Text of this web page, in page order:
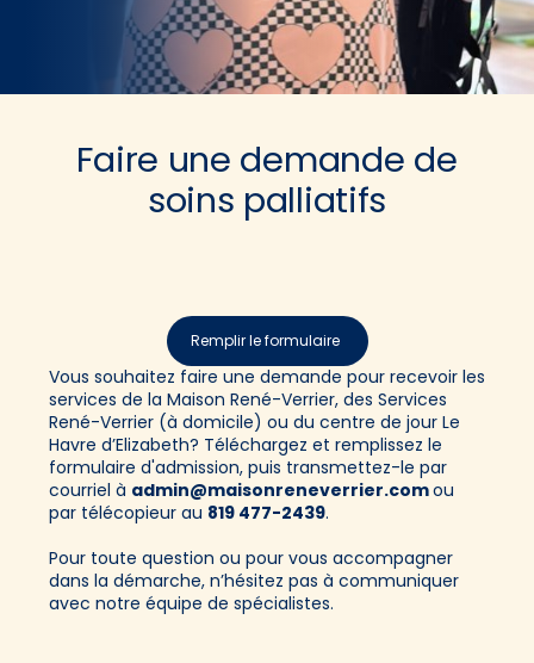
Faire une demande de
soins palliatifs
Remplir le formulaire
Vous souhaitez faire une demande pour recevoir les
services de la Maison René-Verrier, des Services
René-Verrier (à domicile) ou du centre de jour Le
Havre d’Elizabeth? Téléchargez et remplissez le
formulaire d'admission, puis transmettez-le par
courriel à admin@maisonreneverrier.comou
par télécopieur au 819 477-2439.
Pour toute question ou pour vous accompagner
dans la démarche, n’hésitez pas à communiquer
avec notre équipe de spécialistes.